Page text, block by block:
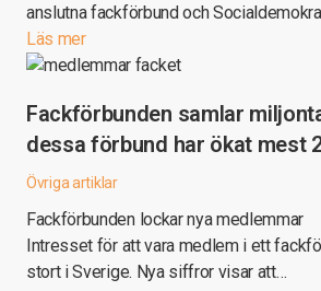
anslutna fackförbund och
Läs mer
Fackförbunden samlar
dessa förbund har ökat mest
Övriga artiklar
Fackförbunden lockar nya medlemmar
Intresset för att vara medlem i ett
stort i Sverige. Nya siffror visar att…